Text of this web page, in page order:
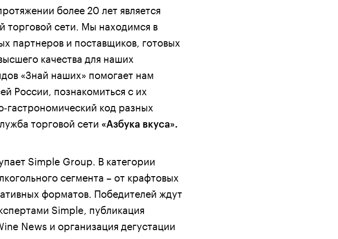
более 20 лет является
торговой сети. Мы находимся в
партнеров и поставщиков, готовых
качества для наших
«Знай наших» помогает нам
России, познакомиться с их
код разных
торговой сети «Азбука вкуса».
Simple Group. В категории
сегмента – от крафтовых
форматов. Победителей ждут
Simple, публикация
News и организация дегустации